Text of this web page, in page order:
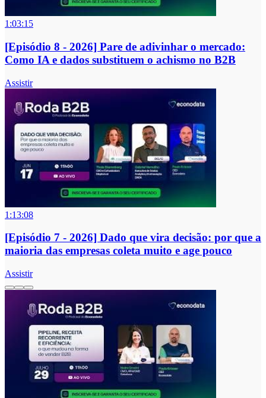
1:03:15
[Episódio 8 - 2026] Pare de adivinhar o mercado:
Como IA e dados substituem o achismo no B2B
Assistir
1:13:08
[Episódio 7 - 2026] Dado que vira decisão: por que a
maioria das empresas coleta muito e age pouco
Assistir